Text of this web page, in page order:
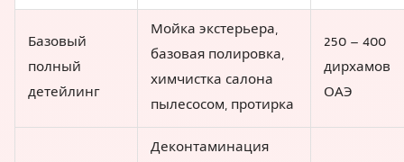
Базовый
полный
детейлинг
Мойка экстерьера,
базовая полировка,
химчистка салона
пылесосом, протирка
250 – 400
дирхамов
ОАЭ
Деконтаминация